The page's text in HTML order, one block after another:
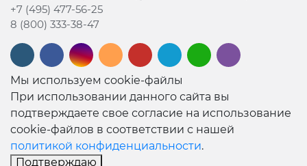
+7 (495) 477-56-25
8 (800) 333-38-47
Мы используем cookie-файлы
При использовании данного сайта вы
подтверждаете свое согласие на использование
cookie-файлов в соответствии с нашей
политикой конфиденциальности.
Подтверждаю